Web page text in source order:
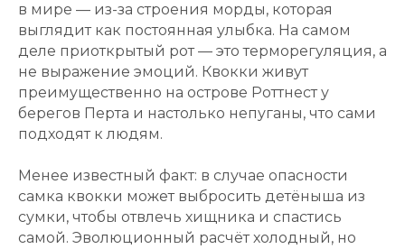
в мире — из-за строения морды, которая
выглядит как постоянная улыбка. На самом
деле приоткрытый рот — это терморегуляция, а
не выражение эмоций. Квокки живут
преимущественно на острове Роттнест у
берегов Перта и настолько непуганы, что сами
подходят к людям.
Менее известный факт: в случае опасности
самка квокки может выбросить детёныша из
сумки, чтобы отвлечь хищника и спастись
самой. Эволюционный расчёт холодный, но